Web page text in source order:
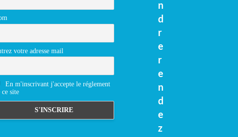
votre adresse mail
En m'inscrivant j'accepte le réglement
ce site
n
d
r
e
r
e
n
d
e
z